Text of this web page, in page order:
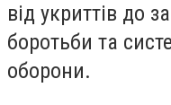
від укриттів до
боротьби та
оборони.